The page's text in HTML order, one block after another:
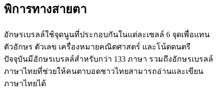
พิการทางสายตา
อักษรเบรลล์ใช้จุดนูนที่ประกอบกันในแต่ละเซลล์ 6 จุดเพื่อแทน
ตัวอักษร ตัวเลข เครื่องหมายคณิตศาสตร์ และโน้ตดนตรี
ปัจจุบันมีอักษรเบรลล์สำหรับกว่า 133 ภาษา รวมถึงอักษรเบรลล์
ภาษาไทยที่ช่วยให้คนตาบอดชาวไทยสามารถอ่านและเขียน
ภาษาไทยได้